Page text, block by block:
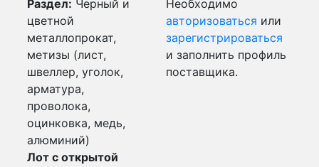
Раздел: Черный и
цветной
металлопрокат,
метизы (лист,
швеллер, уголок,
арматура,
проволока,
оцинковка, медь,
алюминий)
Лот с открытой
Необходимо
авторизоваться или
зарегистрироваться
и заполнить профиль
поставщика.